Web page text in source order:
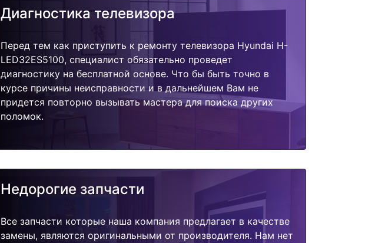
Диагностика телевизора
Перед тем как приступить к ремонту телевизора Hyundai H-
LED32ES5100, специалист обязательно проведет
диагностику на бесплатной основе. Что бы быть точно в
курсе причины неисправности и в дальнейшем Вам не
придется повторно вызывать мастера для поиска других
поломок.
Недорогие запчасти
Все запчасти которые наша компания предлагает в качестве
замены, являются оригинальными от производителя. Нам нет